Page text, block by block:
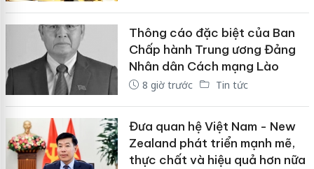
Thông cáo đặc biệt của Ban
Chấp hành Trung ương Đảng
Nhân dân Cách mạng Lào
8 giờ trước Tin tức
Đưa quan hệ Việt Nam - New
Zealand phát triển mạnh mẽ,
thực chất và hiệu quả hơn nữa